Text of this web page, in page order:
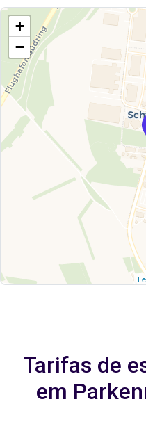
+
−
Tarifas de
em